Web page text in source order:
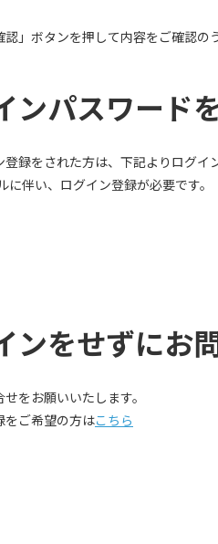
認」ボタンを押して内容をご確認の
ンパスワード
録をされた方は、下記よりログイ
に伴い、ログイン登録が必要です。
ンをせずにお
をお願いいたします。
ご希望の方はこちら